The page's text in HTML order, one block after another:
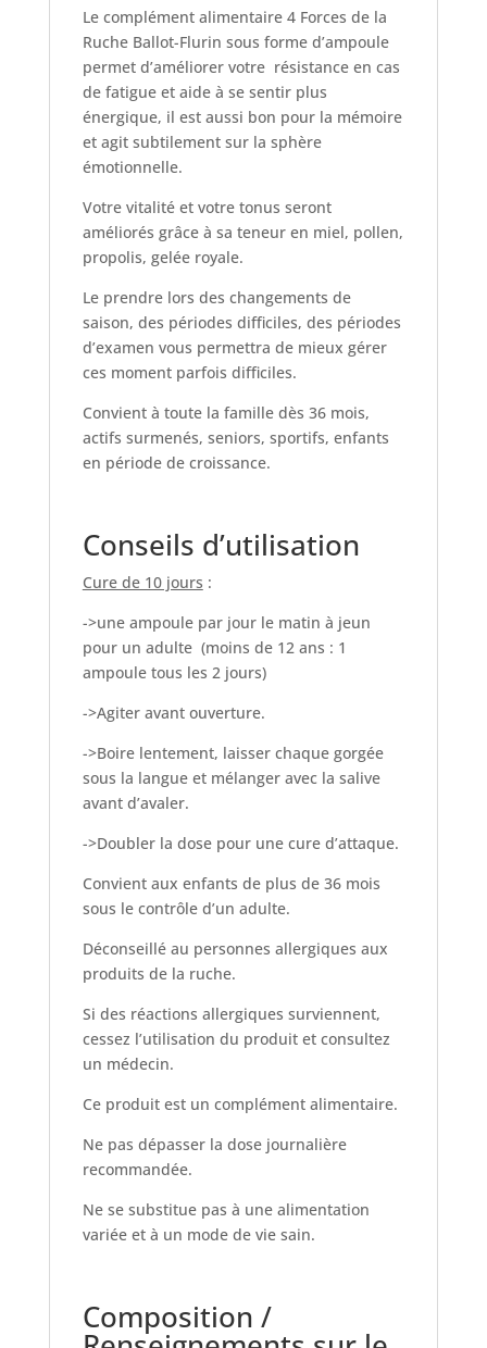
Le complément alimentaire 4 Forces de la
Ruche Ballot-Flurin sous forme d’ampoule
permet d’améliorer votre résistance en cas
de fatigue et aide à se sentir plus
énergique, il est aussi bon pour la mémoire
et agit subtilement sur la sphère
émotionnelle.
Votre vitalité et votre tonus seront
améliorés grâce à sa teneur en miel, pollen,
propolis, gelée royale.
Le prendre lors des changements de
saison, des périodes difficiles, des périodes
d’examen vous permettra de mieux gérer
ces moment parfois difficiles.
Convient à toute la famille dès 36 mois,
actifs surmenés, seniors, sportifs, enfants
en période de croissance.
Conseils d’utilisation
Cure de 10 jours :
->une ampoule par jour le matin à jeun
pour un adulte (moins de 12 ans : 1
ampoule tous les 2 jours)
->Agiter avant ouverture.
->Boire lentement, laisser chaque gorgée
sous la langue et mélanger avec la salive
avant d’avaler.
->Doubler la dose pour une cure d’attaque.
Convient aux enfants de plus de 36 mois
sous le contrôle d’un adulte.
Déconseillé au personnes allergiques aux
produits de la ruche.
Si des réactions allergiques surviennent,
cessez l’utilisation du produit et consultez
un médecin.
Ce produit est un complément alimentaire.
Ne pas dépasser la dose journalière
recommandée.
Ne se substitue pas à une alimentation
variée et à un mode de vie sain.
Composition /